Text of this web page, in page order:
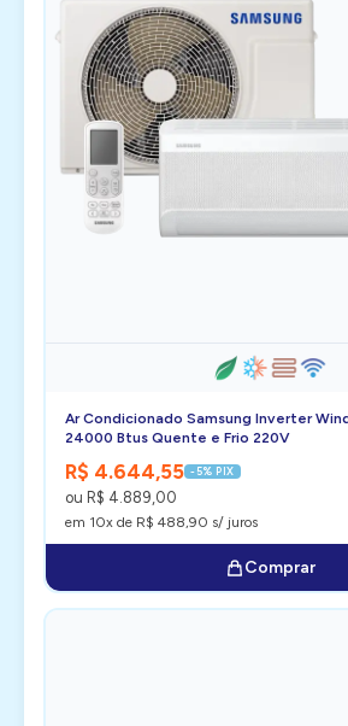
Ar Condicionado Samsung Inverter
24000 Btus Quente e Frio 220V
R$ 4.644,55 -5% PIX
ou R$ 4.889,00
em 10x de R$ 488,90 s/ juros
Comprar